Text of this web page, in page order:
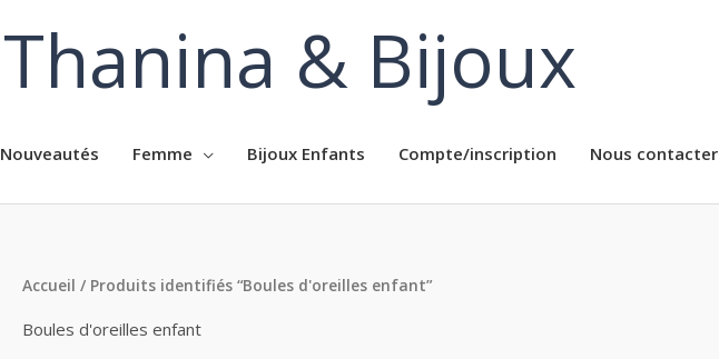
Thanina & Bijoux
Nouveautés Femme Bijoux Enfants Compte/inscription Nous contacter
Accueil / Produits identifiés “Boules d'oreilles enfant”
Boules d'oreilles enfant